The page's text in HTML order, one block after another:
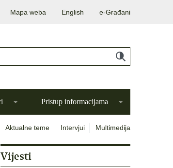
Mapa weba English e-Građani
Pristup informacijama
Aktualne teme Intervjui Multimedija
Vijesti